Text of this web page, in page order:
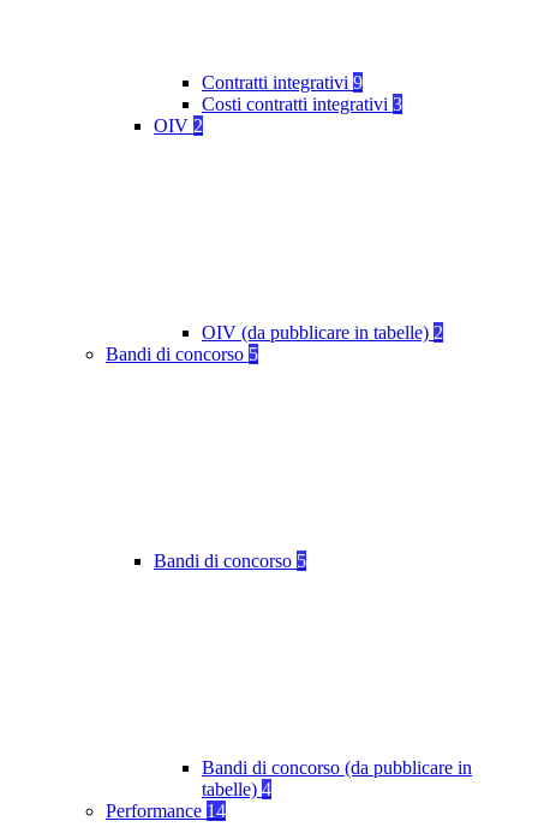
Contratti integrativi 9
Costi contratti integrativi 3
OIV 2
OIV (da pubblicare in tabelle) 2
Bandi di concorso 5
Bandi di concorso 5
Bandi di concorso (da pubblicare in
tabelle) 4
Performance 14